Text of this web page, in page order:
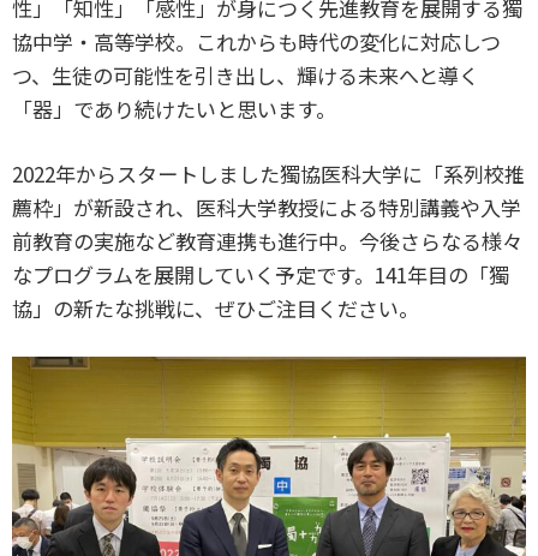
性」「知性」「感性」が身につく先進教育を展開する獨
協中学・高等学校。これからも時代の変化に対応しつ
つ、生徒の可能性を引き出し、輝ける未来へと導く
「器」であり続けたいと思います。
2022年からスタートしました獨協医科大学に「系列校推
薦枠」が新設され、医科大学教授による特別講義や入学
前教育の実施など教育連携も進行中。今後さらなる様々
なプログラムを展開していく予定です。141年目の「獨
協」の新たな挑戦に、ぜひご注目ください。